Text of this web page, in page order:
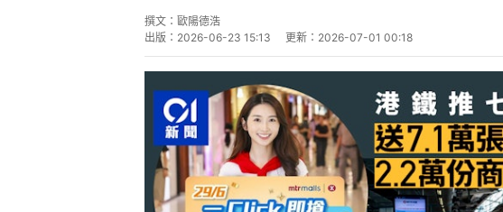
撰文： 歐陽德浩
出版： 2026-06-23 15:13 更新： 2026-07-01 00:18